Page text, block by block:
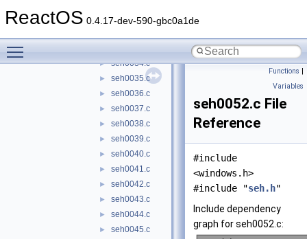
ReactOS 0.4.17-dev-590-gbc0a1de
► seh0031.c
► seh0034.c
► seh0035.c
► seh0036.c
► seh0037.c
► seh0038.c
► seh0039.c
► seh0040.c
► seh0041.c
► seh0042.c
► seh0043.c
► seh0044.c
► seh0045.c
Functions |
Variables
seh0052.c File
Reference
#include
<windows.h>
#include "seh.h"
Include dependency
graph for seh0052.c: